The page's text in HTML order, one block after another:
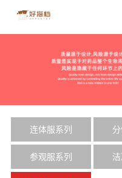
连体服系列
参观服系列